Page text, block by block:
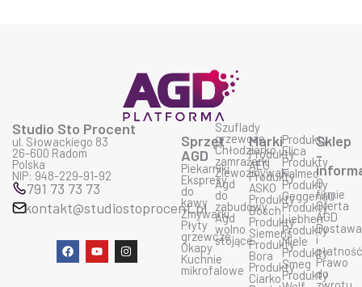
Studio Sto Procent
ul. Słowackiego 83
26-600 Radom
Polska
NIP: 948-229-91-92
791 73 73 73
kontakt@studiostoprocent.pl
F
a
c
Y
o
u
I
n
s
Sprzęt
AGD
Piekarniki
Ekspresy
do
kawy
Zmywarki
Płyty
grzewcze
Okapy
Kuchnie
mikrofalowe
Szuflady
grzewcze
Chłodziarko
zamrażarki
Zlewozmywaki
Agd
do
zabudowy
Agd
wolno
stojące
Marki
Produkty
AEG
Produkty
ASKO
Produkty
Bosch
Produkty
Siemens
Produkty
Bora
Produkty
Ciarko
Produkty
Elica
Produkty
Falmec
Produkty
Geggenau
Produkty
Liebherr
Produkty
Miele
Produkty
Smeg
Produkty
Sklep
-
O
firmie
Oferta
AGD
Dostawa
i
Prawo
do